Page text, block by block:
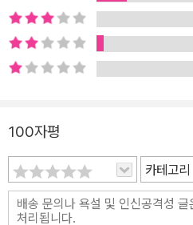
100자평
카테고리